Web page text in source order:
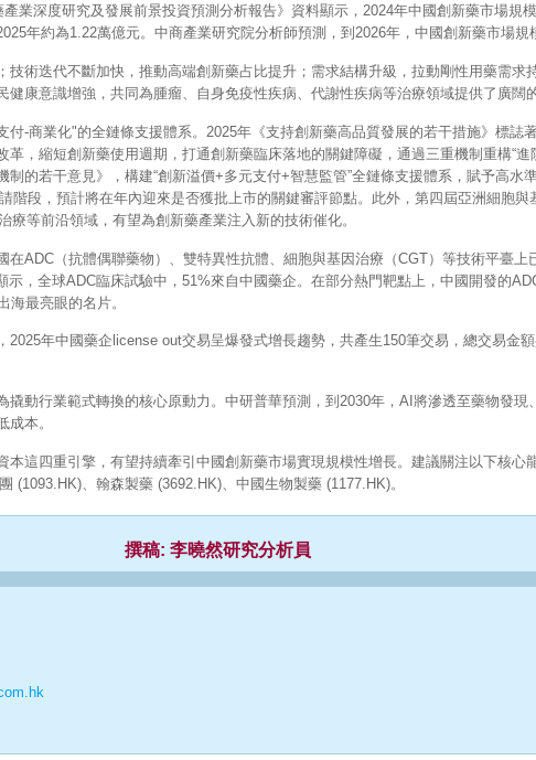
業深度研究及發展前景投資預測分析報告》資料顯示，2024年中國創新藥市場規
年約為1.22萬億元。中商產業研究院分析師預測，到2026年，中國創新藥市場規
技術迭代不斷加快，推動高端創新藥占比提升；需求結構升級，拉動剛性用藥需求
康意識增強，共同為腫瘤、自身免疫性疾病、代謝性疾病等治療領域提供了廣闊
付-商業化"的全鏈條支援體系。2025年《支持創新藥高品質發展的若干措施》標誌
革，縮短創新藥使用週期，打通創新藥臨床落地的關鍵障礙，通過三重機制重構“
的若干意見》，構建“創新溢價+多元支付+智慧監管”全鏈條支援體系，賦予高水
階段，預計將在年內迎來是否獲批上市的關鍵審評節點。此外，第四屆亞洲細胞與
療等前沿領域，有望為創新藥產業注入新的技術催化。
在ADC（抗體偶聯藥物）、雙特異性抗體、細胞與基因治療（CGT）等技術平臺上
，全球ADC臨床試驗中，51%來自中國藥企。在部分熱門靶點上，中國開發的
海最亮眼的名片。
2025年中國藥企license out交易呈爆發式增長趨勢，共產生150筆交易，總交易金
撬動行業範式轉換的核心原動力。中研普華預測，到2030年，AI將滲透至藥物發現
本。
本這四重引擎，有望持續牽引中國創新藥市場實現規模性增長。建議關注以下核心
(1093.HK)、翰森製藥 (3692.HK)、中國生物製藥 (1177.HK)。
撰稿: 李曉然研究分析員